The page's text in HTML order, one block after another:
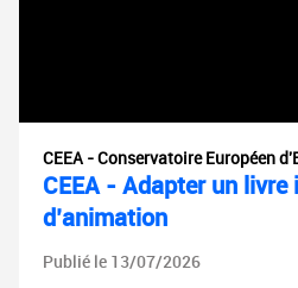
CEEA - Conservatoire Européen
CEEA - Adapter un
d’animation
Publié le 13/07/2026